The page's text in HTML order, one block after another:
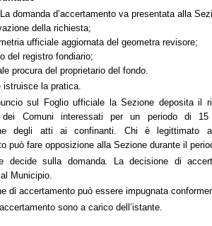
La domanda d’accertamento va presentata alla
della richiesta;
ufficiale aggiornata del geometra revisore;
del registro fondiario;
procura del proprietario del fondo.
istruisce la pratica.
sul Foglio ufficiale la Sezione deposita il
dei Comuni interessati per un periodo di
degli atti ai confinanti. Chi è legittimato
può fare opposizione alla Sezione durante il
decide sulla domanda. La decisione di
Municipio.
di accertamento può essere impugnata
sono a carico dell’istante.